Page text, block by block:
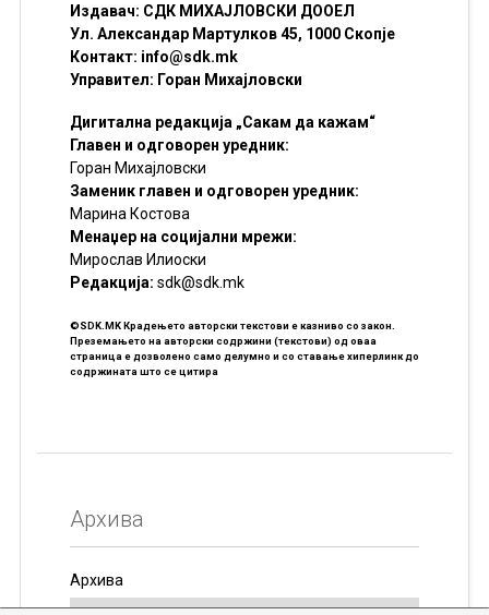
Издавач: СДК МИХАЈЛОВСКИ ДООЕЛ
Ул. Александар Мартулков 45, 1000 Скопје
Контакт: info@sdk.mk
Управител: Горан Михајловски
Дигитална редакција „Сакам да кажам“
Главен и одговорен уредник:
Горан Михајловски
Заменик главен и одговорен уредник:
Марина Костова
Менаџер на социјални мрежи:
Мирослав Илиоски
Редакцијa: sdk@sdk.mk
©SDK.MK Крадењето авторски текстови е казниво со закон.
Преземањето на авторски содржини (текстови) од оваа
страница е дозволено само делумно и со ставање хиперлинк до
содржината што се цитира
Архива
Архива